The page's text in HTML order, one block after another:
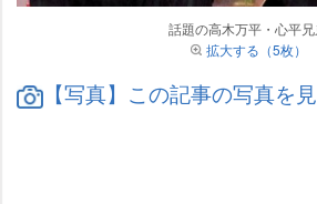
話題の高木万平・心平
拡大する（5枚）
【写真】この記事の写真を